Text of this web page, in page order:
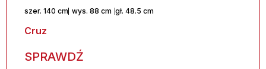
Cruz
szer. 140 cm wys. 88 cm gł. 48.5 cm
SPRAWDŹ